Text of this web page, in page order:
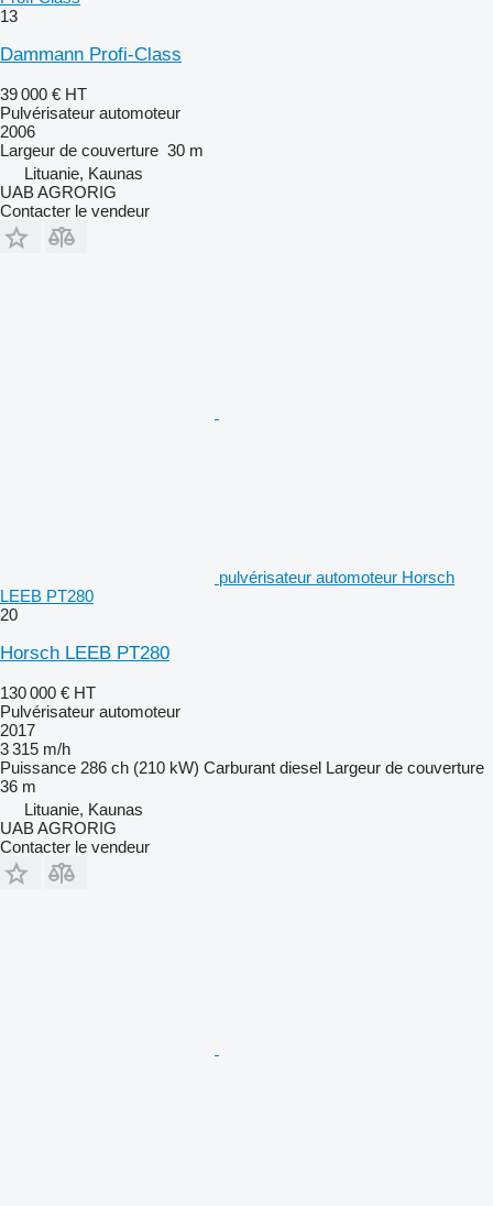
13
Dammann Profi-Class
39 000 € HT
Pulvérisateur automoteur
2006
Largeur de couverture 30 m
Lituanie, Kaunas
UAB AGRORIG
Contacter le vendeur
pulvérisateur automoteur Horsch
LEEB PT280
20
Horsch LEEB PT280
130 000 € HT
Pulvérisateur automoteur
2017
3 315 m/h
Puissance 286 ch (210 kW) Carburant diesel Largeur de couverture
36 m
Lituanie, Kaunas
UAB AGRORIG
Contacter le vendeur